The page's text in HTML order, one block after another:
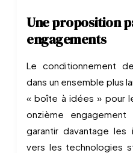
Une proposition
engagements
Le conditionnement
dans un ensemble plus
« boîte à idées » pour
onzième
garantir davantage les
vers les technologies